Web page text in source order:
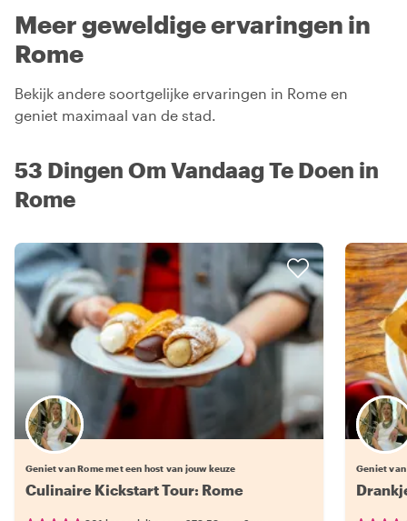
Meer geweldige ervaringen in
Rome
Bekijk andere soortgelijke ervaringen in Rome en
geniet maximaal van de stad.
53 Dingen Om Vandaag Te Doen in
Rome
Kies jouw favoriete local
Geniet van Rome met een host van jouw keuze
Culinaire Kickstart Tour: Rome
Geniet